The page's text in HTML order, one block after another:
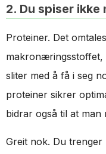
2. Du spiser
Proteiner. Det
makronæringsstoffet,
sliter med å få i seg
proteiner sikrer
bidrar også til at man
Greit nok. Du